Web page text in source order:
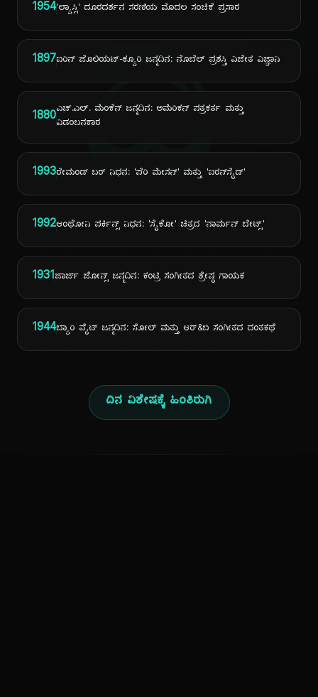
ದಿ
1954'ಲ್ಯಾಸ್ಸಿ' ದೂರದರ್ಶನ ಸರಣಿಯ ಮೊದಲ ಸಂಚಿಕೆ ಪ್ರಸಾರ
1897ಐರಿನ್ ಜೊಲಿಯಟ್-ಕ್ಯೂರಿ ಜನ್ಮದಿನ: ನೊಬೆಲ್ ಪ್ರಶಸ್ತಿ ವಿಜೇತ ವಿಜ್ಞಾನಿ
1880ಎಚ್.ಎಲ್. ಮೆಂಕೆನ್ ಜನ್ಮದಿನ: ಅಮೆರಿಕನ್ ಪತ್ರಕರ್ತ ಮತ್ತು
ವಿಡಂಬನಕಾರ
1993ರೇಮಂಡ್ ಬರ್ ನಿಧನ: 'ಪೆರಿ ಮೇಸನ್' ಮತ್ತು 'ಐರನ್‌ಸೈಡ್'
1992ಆಂಥೋನಿ ಪರ್ಕಿನ್ಸ್ ನಿಧನ: 'ಸೈಕೋ' ಚಿತ್ರದ 'ನಾರ್ಮನ್ ಬೇಟ್ಸ್'
1931ಜಾರ್ಜ್ ಜೋನ್ಸ್ ಜನ್ಮದಿನ: ಕಂಟ್ರಿ ಸಂಗೀತದ ಶ್ರೇಷ್ಠ ಗಾಯಕ
1944ಬ್ಯಾರಿ ವೈಟ್ ಜನ್ಮದಿನ: ಸೋಲ್ ಮತ್ತು ಆರ್&ಬಿ ಸಂಗೀತದ ದಂತಕಥೆ
ದಿನ ವಿಶೇಷಕ್ಕೆ ಹಿಂತಿರುಗಿ